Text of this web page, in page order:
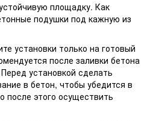
площадку. Как
подушки под кажную из
установки только на готовый
после заливки бетона
установкой сделать
в бетон, чтобы убедится в
после этого осуществить